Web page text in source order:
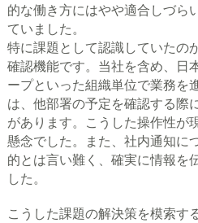
的な働き方にはやや適合しづら
ていました。
特に課題として認識していたの
確認機能です。当社を含め、日
ープといった組織単位で業務を
は、他部署の予定を確認する際
があります。こうした操作性が
懸念でした。また、社内通知に
的とは言い難く、確実に情報を
した。
こうした課題の解決策を模索す